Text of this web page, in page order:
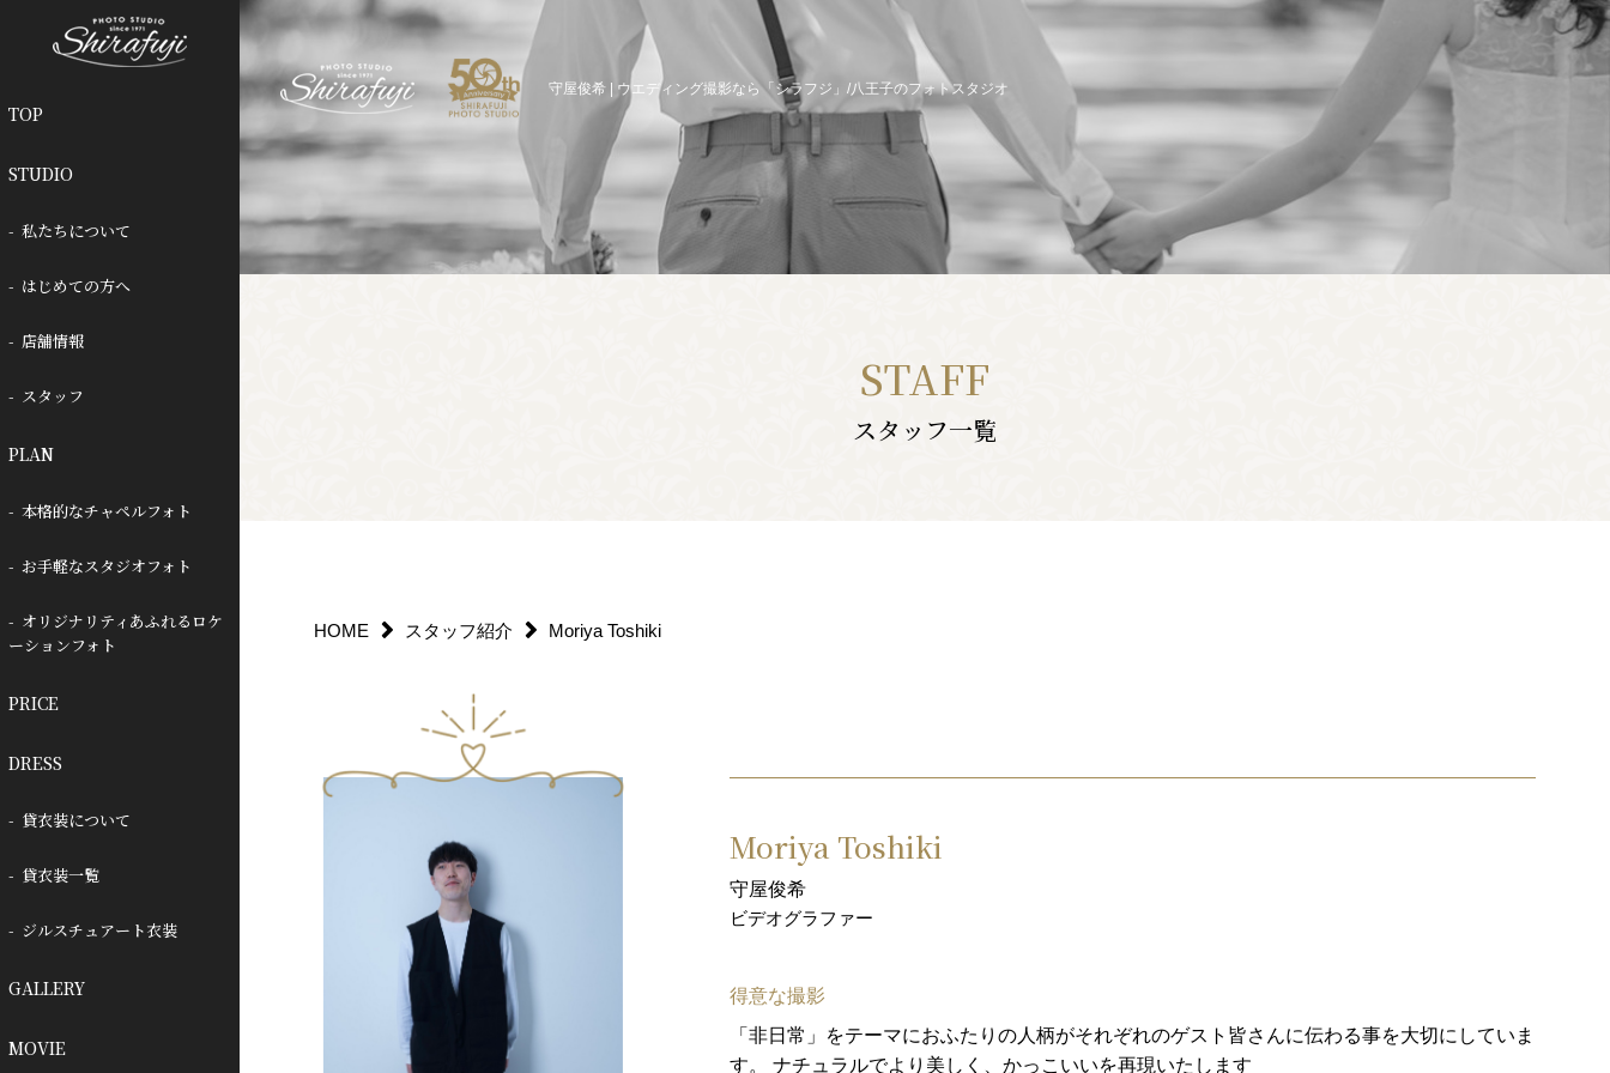
守屋俊希 | ウエディング撮影なら「シラフジ」/八王子のフォトスタジオ
TOP
STUDIO
私たちについて
はじめての方へ
店舗情報
スタッフ
PLAN
本格的なチャペルフォト
お手軽なスタジオフォト
オリジナリティあふれるロケ
ーションフォト
PRICE
DRESS
貸衣装について
貸衣装一覧
ジルスチュアート衣装
GALLERY
MOVIE
STAFF
スタッフ一覧
HOME スタッフ紹介 Moriya Toshiki
Moriya Toshiki
守屋俊希
ビデオグラファー
得意な撮影
「非日常」をテーマにおふたりの人柄がそれぞれのゲスト皆さんに伝わる事を大切にしていま
す。 ナチュラルでより美しく、かっこいいを再現いたします